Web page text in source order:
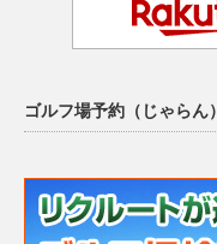
ゴルフ場予約（じゃらん）